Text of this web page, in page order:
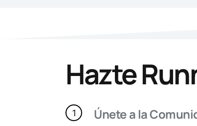
Hazte
1 Únete a la